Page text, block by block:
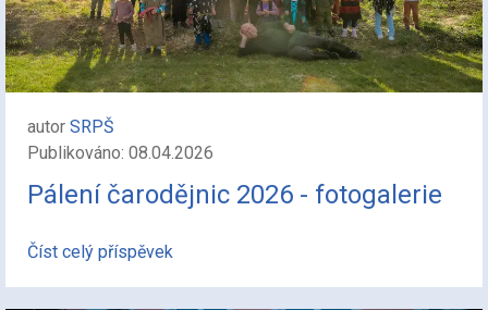
autor SRPŠ
Publikováno: 08.04.2026
Pálení čarodějnic 2026 - fotogalerie
Číst celý příspěvek